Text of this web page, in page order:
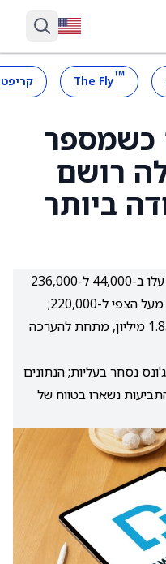
™
The Fly
כשמספר
רושם
ביותר
התביעות הראשוניות לדמי אבטלה עלו ב-44,000 ל-236,000
בשבוע שהסתיים ב-6 בדצמבר — מעל הצפי ל-220,000;
התביעות המתמשכות עמדו על 1.838 מיליון, מתחת להערכה
נסחר בעליות; הנתונים
נשארו בטווח של